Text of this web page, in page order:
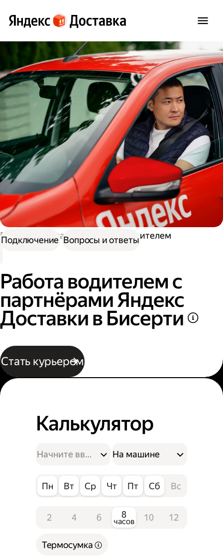
Работа в Доставке Работа водителем
Работа водителем с
партнёрами Яндекс
Доставки в Бисерти
Стать курьером
Подключение Вопросы и ответы
Калькулятор
На машине
Пн Вт Ср Чт Пт Сб Вс
2 4 6 8
часов 10 12
Термосумка